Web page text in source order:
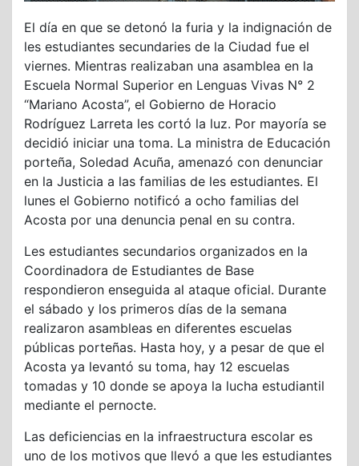
El día en que se detonó la furia y la indignación de
les estudiantes secundaries de la Ciudad fue el
viernes. Mientras realizaban una asamblea en la
Escuela Normal Superior en Lenguas Vivas N° 2
“Mariano Acosta”, el Gobierno de Horacio
Rodríguez Larreta les cortó la luz. Por mayoría se
decidió iniciar una toma. La ministra de Educación
porteña, Soledad Acuña, amenazó con denunciar
en la Justicia a las familias de les estudiantes. El
lunes el Gobierno notificó a ocho familias del
Acosta por una denuncia penal en su contra.
Les estudiantes secundarios organizados en la
Coordinadora de Estudiantes de Base
respondieron enseguida al ataque oficial. Durante
el sábado y los primeros días de la semana
realizaron asambleas en diferentes escuelas
públicas porteñas. Hasta hoy, y a pesar de que el
Acosta ya levantó su toma, hay 12 escuelas
tomadas y 10 donde se apoya la lucha estudiantil
mediante el pernocte.
Las deficiencias en la infraestructura escolar es
uno de los motivos que llevó a que les estudiantes